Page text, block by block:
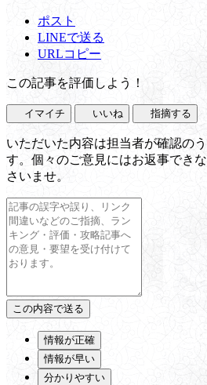
ポスト
LINEで送る
URLコピー
この記事を評価しよう！
イマイチ いいね 指摘する
いただいた内容は担当者が確認の
す。個々のご意見にはお返事でき
さいませ。
情報が正確
情報が早い
分かりやすい